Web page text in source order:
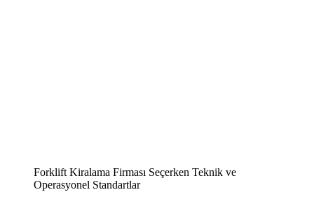
Forklift Kiralama Firması Seçerken Teknik ve
Operasyonel Standartlar